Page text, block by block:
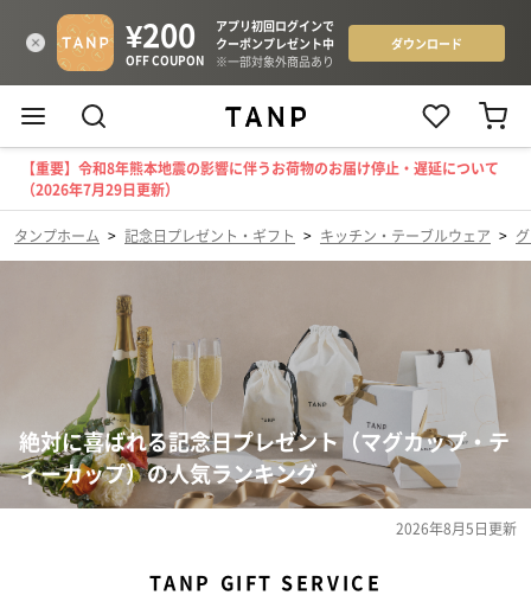
【重要】令和8年熊本地震の影響に伴うお荷物のお届け停止・遅延について
（2026年7月29日更新）
タンプホーム > 記念日プレゼント・ギフト > キッチン・テーブルウェア >
絶対に喜ばれる記念日プレゼント（マグカップ・テ
ィーカップ）の人気ランキング
2026年8月5日更新
TANP GIFT SERVICE